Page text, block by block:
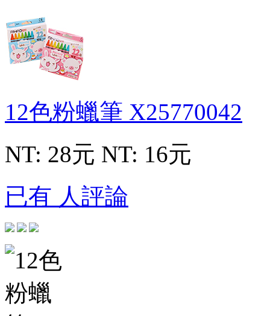
12色粉蠟筆 X25770042
NT: 28元 NT: 16元
已有 人評論